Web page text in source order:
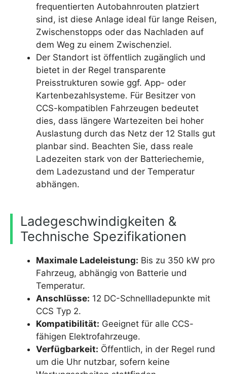
frequentierten Autobahnrouten platziert
sind, ist diese Anlage ideal für lange Reisen,
Zwischenstopps oder das Nachladen auf
dem Weg zu einem Zwischenziel.
Der Standort ist öffentlich zugänglich und
bietet in der Regel transparente
Preisstrukturen sowie ggf. App- oder
Kartenbezahlsysteme. Für Besitzer von
CCS-kompatiblen Fahrzeugen bedeutet
dies, dass längere Wartezeiten bei hoher
Auslastung durch das Netz der 12 Stalls gut
planbar sind. Beachten Sie, dass reale
Ladezeiten stark von der Batteriechemie,
dem Ladezustand und der Temperatur
abhängen.
Ladegeschwindigkeiten &
Technische Spezifikationen
Maximale Ladeleistung: Bis zu 350 kW pro
Fahrzeug, abhängig von Batterie und
Temperatur.
Anschlüsse: 12 DC-Schnellladepunkte mit
CCS Typ 2.
Kompatibilität: Geeignet für alle CCS-
fähigen Elektrofahrzeuge.
Verfügbarkeit: Öffentlich, in der Regel rund
um die Uhr nutzbar, sofern keine